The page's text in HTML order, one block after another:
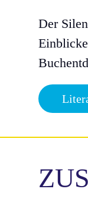
Der